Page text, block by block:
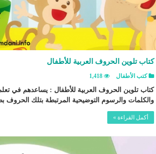
كتاب تلوين الحروف العربية للأطفال
كتب الأطفال 1,418
كتاب تلوين الحروف العربية للأطفال : يساعدهم في
والكلمات والرسوم التوضيحية المرتبطة بتلك
أكمل القراءة »